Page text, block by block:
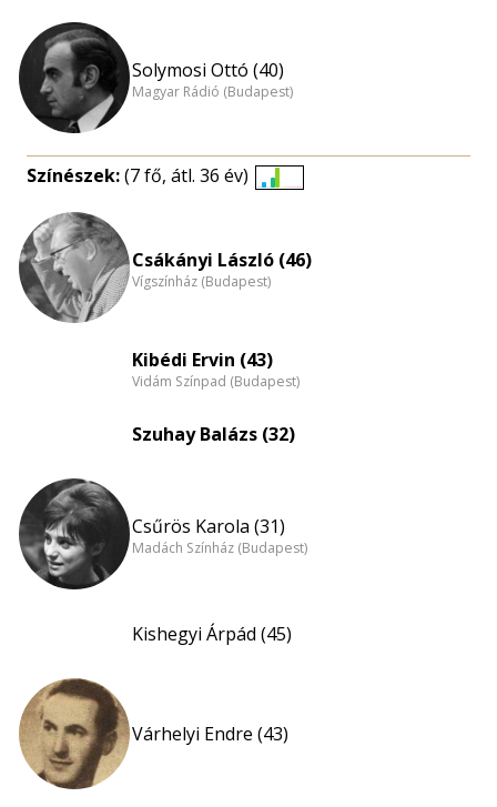
Solymosi Ottó (40)
Magyar Rádió (Budapest)
Színészek:(7 fő, átl. 36 év)
nagyítása
Csákányi László (46)
Vígszínház (Budapest)
Kibédi Ervin (43)
Vidám Színpad (Budapest)
Szuhay Balázs (32)
Csűrös Karola (31)
Madách Színház (Budapest)
Kishegyi Árpád (45)
Várhelyi Endre (43)